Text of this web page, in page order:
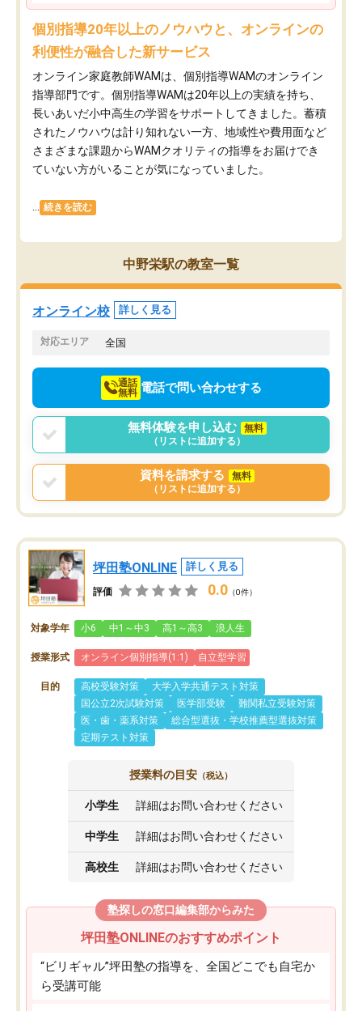
個別指導20年以上のノウハウと、オンラインの
利便性が融合した新サービス
オンライン家庭教師WAMは、個別指導WAMのオンライン
指導部門です。個別指導WAMは20年以上の実績を持ち、
長いあいだ小中高生の学習をサポートしてきました。蓄積
されたノウハウは計り知れない一方、地域性や費用面など
さまざまな課題からWAMクオリティの指導をお届けでき
ていない方がいることが気になっていました。
続きを読む
中野栄駅の教室一覧
オンライン校 詳しく見る
対応エリア 全国
通話
無料 電話で問い合わせする
無料体験を申し込む
無料
（リストに追加する）
資料を請求する
無料
（リストに追加する）
坪田塾ONLINE 詳しく見る
評価 0.0 （0件）
対象学年 小6 中1～中3 高1～高3 浪人生
授業形式 オンライン個別指導(1:1) 自立型学習
目的 高校受験対策
大学入学共通テスト対策
国公立2次試験対策
医学部受験
難関私立受験対策
医・歯・薬系対策
総合型選抜・学校推薦型選抜対策
定期テスト対策
授業料の目安 （税込）
小学生 詳細はお問い合わせください
中学生 詳細はお問い合わせください
高校生 詳細はお問い合わせください
塾探しの窓口編集部からみた
坪田塾ONLINEのおすすめポイント
“ビリギャル”坪田塾の指導を、全国どこでも自宅か
ら受講可能